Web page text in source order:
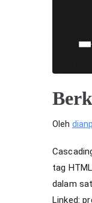
Oleh
tag
dalam
Linked: